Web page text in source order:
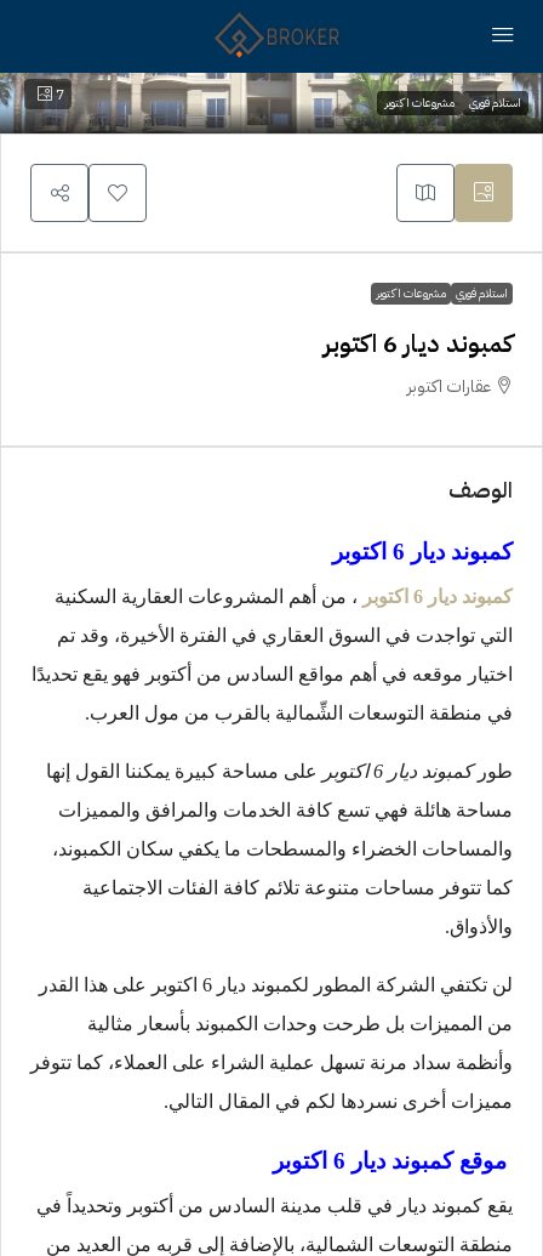
7 استلام فوري مشروعات اكتوبر
استلام فوري مشروعات اكتوبر
كمبوند ديار 6 اكتوبر
عقارات اكتوبر
الوصف
كمبوند ديار 6 اكتوبر
كمبوند ديار 6 اكتوبر
، من أهم المشروعات العقارية السكنية
التي تواجدت في السوق العقاري في الفترة الأخيرة، وقد تم
اختيار موقعه في أهم مواقع السادس من أكتوبر فهو يقع تحديدًا
في منطقة التوسعات الشِّمالية بالقرب من مول العرب.
طوركمبوند ديار 6 اكتوبر
على مساحة كبيرة يمكننا القول إنها
مساحة هائلة فهي تسع كافة الخدمات والمرافق والمميزات
والمساحات الخضراء والمسطحات ما يكفي سكان الكمبوند،
كما تتوفر مساحات متنوعة تلائم كافة الفئات الاجتماعية
والأذواق.
لن تكتفي الشركة المطور لكمبوند ديار 6 اكتوبر على هذا القدر
من المميزات بل طرحت وحدات الكمبوند بأسعار مثالية
وأنظمة سداد مرنة تسهل عملية الشراء على العملاء، كما تتوفر
مميزات أخرى نسردها لكم في المقال التالي.
موقع كمبوند ديار 6 اكتوبر
يقع كمبوند ديار في قلب مدينة السادس من أكتوبر وتحديداً في
منطقة التوسعات الشمالية، بالإضافة إلى قربه من العديد من